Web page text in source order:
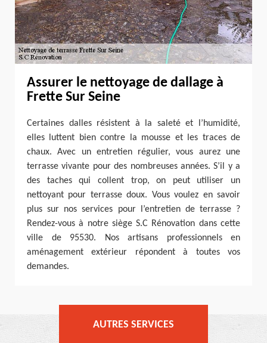
Assurer le nettoyage de dallage à
Frette Sur Seine
Certaines dalles résistent à la saleté et l’humidité,
elles luttent bien contre la mousse et les traces de
chaux. Avec un entretien régulier, vous aurez une
terrasse vivante pour des nombreuses années. S’il y a
des taches qui collent trop, on peut utiliser un
nettoyant pour terrasse doux. Vous voulez en savoir
plus sur nos services pour l’entretien de terrasse ?
Rendez-vous à notre siège S.C Rénovation dans cette
ville de 95530. Nos artisans professionnels en
aménagement extérieur répondent à toutes vos
demandes.
AUTRES SERVICES